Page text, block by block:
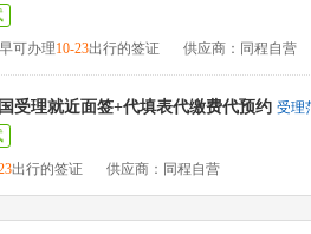
可办理10-23出行的签证 供应商：同程自营
受理就近面签+代填表代缴费代预约 受理
出行的签证 供应商：同程自营